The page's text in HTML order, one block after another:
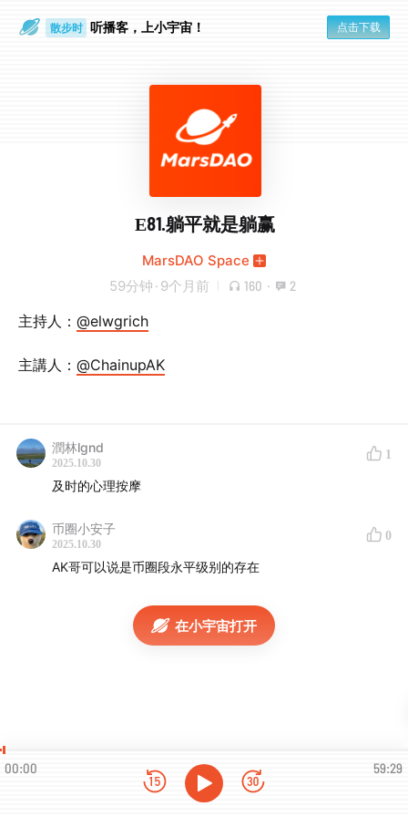
散步时 听播客，上小宇宙！ 点击下载
E81.躺平就是躺赢
MarsDAO Space
59分钟 · 9个月前 160 · 2
主持人： @elwgrich
主講人： @ChainupAK
潤林lgnd
2025.10.30
1
及时的心理按摩
币圈小安子
2025.10.30
0
AK哥可以说是币圈段永平级别的存在
在小宇宙打开
00:00 59:29